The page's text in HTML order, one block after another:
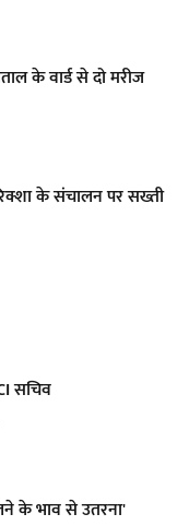
के वार्ड से दो मरीज
के संचालन पर सख्ती
सचिव
के भाव से उतरना'